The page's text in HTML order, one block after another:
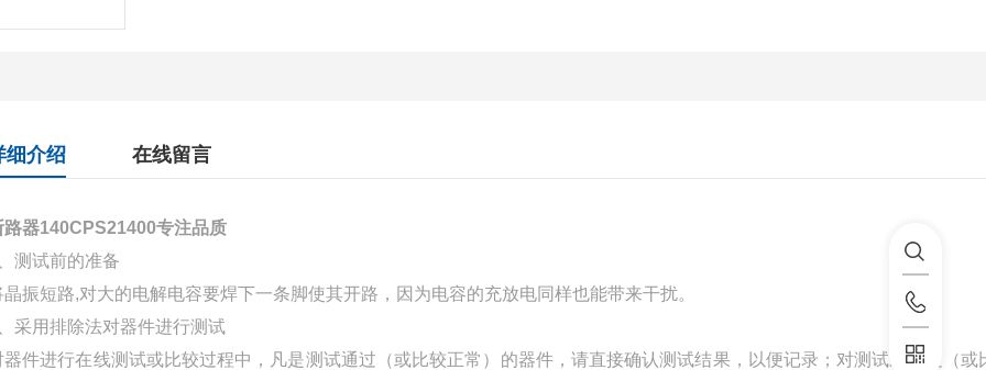
细介绍 在线留言
路器140CPS21400专注品质
测试前的准备
晶振短路,对大的电解电容要焊下一条脚使其开路，因为电容的充放电同样也能带来干扰。
采用排除法对器件进行测试
器件进行在线测试或比较过程中，凡是测试通过（或比较正常）的器件，请直接确认测试结果，以便记录；对测试未通过（或